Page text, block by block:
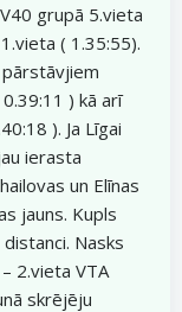
grupā 5.vieta
( 1.35:55).
) kā arī
). Ja Līgai
ierasta
un Elīnas
jauns. Kupls
Nasks
2.vieta VTA
skrējēju